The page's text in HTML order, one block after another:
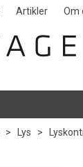
Artikler Om
> Lys >